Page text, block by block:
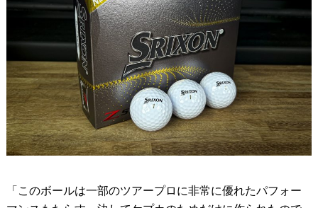
「このボールは一部のツアープロに非常に優れたパフォー